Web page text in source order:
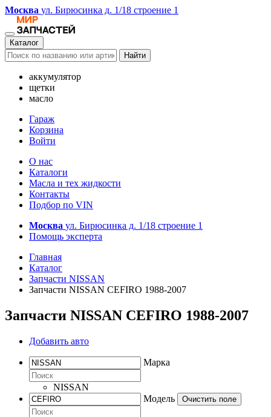
Москва ул. Бирюсинка д. 1/18 строение 1
Каталог
Найти
аккумулятор
щетки
масло
Гараж
Корзина
Войти
О нас
Каталоги
Масла и тех жидкости
Контакты
Подбор по VIN
Москва ул. Бирюсинка д. 1/18 строение 1
Помощь эксперта
Главная
Каталог
Запчасти NISSAN
Запчасти NISSAN CEFIRO 1988-2007
Запчасти NISSAN CEFIRO 1988-2007
Добавить авто
Марка
NISSAN
Модель
Очистить поле